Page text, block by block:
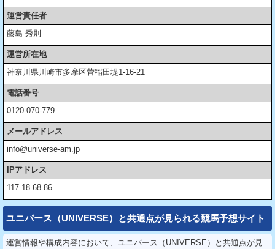
運営責任者
藤島 秀則
運営所在地
神奈川県川崎市多摩区菅稲田堤1-16-21
電話番号
0120-070-779
メールアドレス
info@universe-am.jp
IPアドレス
117.18.68.86
ユニバース（UNIVERSE）と共通点が見られる競馬予想サイト
運営情報や構成内容において、ユニバース（UNIVERSE）と共通点が見